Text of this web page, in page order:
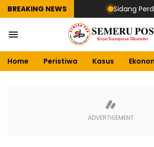
BREAKING NEWS Sidang Perdana
Home Peristiwa Kasus